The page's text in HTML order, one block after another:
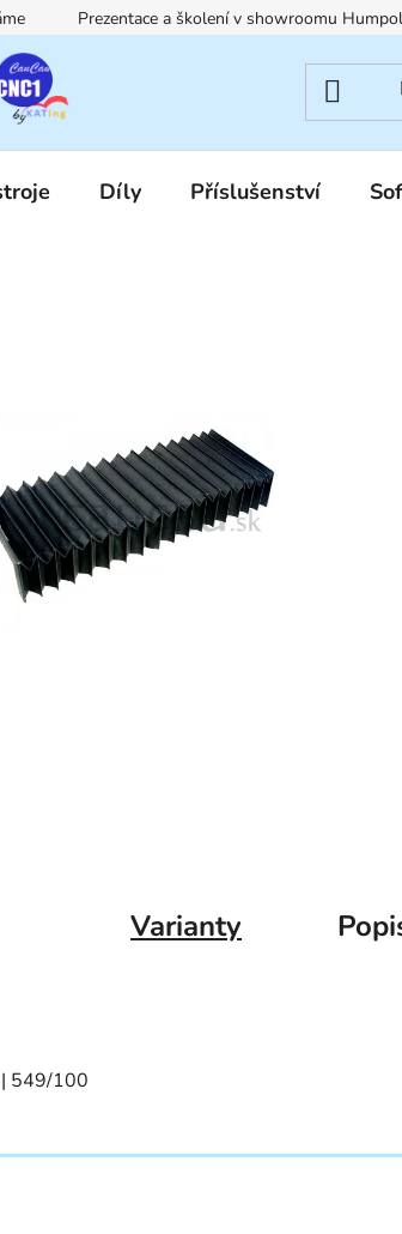
Prezentace a školení v showroomu
Díly Příslušenství
Varianty
| 549/100